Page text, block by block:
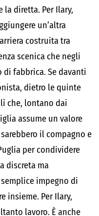
la diretta. Per Ilary,
un’altra
costruita tra
scenica che negli
fabbrica. Se davanti
dietro le quinte
che, lontano dai
assume un valore
il compagno e
per condividere
discreta ma
impegno di
insieme. Per Ilary,
lavoro. È anche